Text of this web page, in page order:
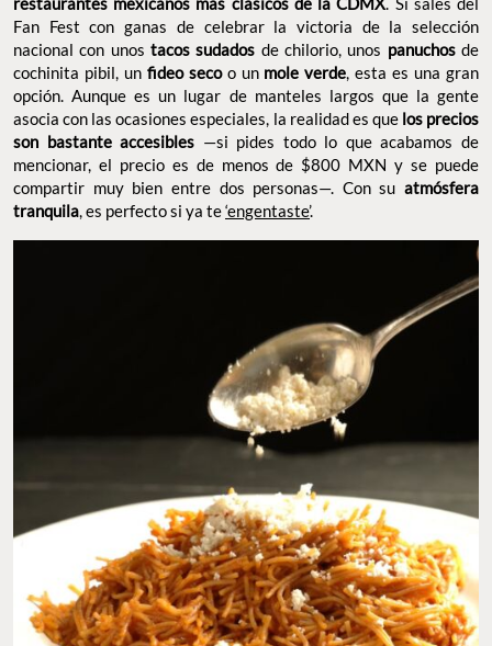
Fan Fest con ganas de celebrar la victoria de la selección
nacional con unos tacos sudados de chilorio, unos panuchosde
cochinita pibil, un fideo secoo un mole verde, esta es una gran
opción. Aunque es un lugar de manteles largos que la gente
asocia con las ocasiones especiales, la realidad es que los precios
son bastante accesibles —si pides todo lo que acabamos de
mencionar, el precio es de menos de $800 MXN y se puede
compartir muy bien entre dos personas—. Con su atmósfera
tranquila, es perfecto si ya te‘engentaste’.